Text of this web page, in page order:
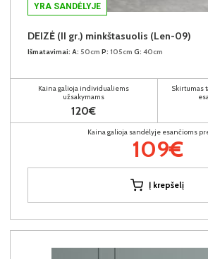
YRA SANDĖLYJE
DEIZĖ (II gr.) minkštasuolis (Len-09)
Išmatavimai: A: 50cm P: 105cm G: 40cm
Kaina galioja individualiems
užsakymams
120€
Skirtumas
Kaina galioja sandėlyje esančioms
109€
Į krepšelį